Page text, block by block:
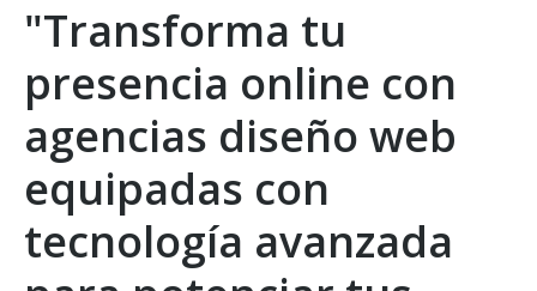
"Transforma tu
presencia online con
agencias diseño web
equipadas con
tecnología avanzada